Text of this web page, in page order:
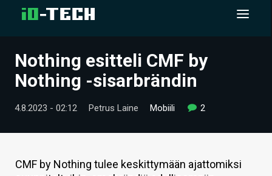
UUTISET
Nothing esitteli CMF by
Nothing -sisarbrändin
4.8.2023 - 02:12 Petrus Laine Mobiili 2
CMF by Nothing tulee keskittymään ajattomiksi